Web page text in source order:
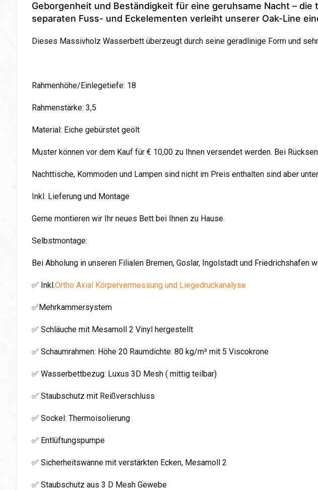
Geborgenheit und Beständigkeit für eine geruhsame Nacht –
separaten Fuss- und Eckelementen verleiht unserer Oak-Line
Dieses Massivholz Wasserbett überzeugt durch seine geradlinige Form und
Rahmenhöhe/Einlegetiefe: 18
Rahmenstärke: 3,5
Material: Eiche gebürstet geölt
Muster können vor dem Kauf für € 10,00 zu Ihnen versendet werden. Bei
Nachttische, Kommoden und Lampen sind nicht im Preis enthalten sind aber unter
Inkl. Lieferung und Montage
Gerne montieren wir Ihr neues Bett bei Ihnen zu Hause.
Selbstmontage:
Bei Abholung in unseren Filialen Bremen, Goslar, Ingolstadt und Friedrichshafen
✅ Inkl.Ortho Axial Körpervermessung und Liegedruckanalyse
✅Mehrkammersystem
✅ Schläuche mit Mesamoll 2 Vinyl hergestellt
✅ Schaumrahmen: Höhe 20 Raumdichte: 80 kg/m³ mit 5 Viscokrone
✅ Wasserbettbezug: Luxus 3D Mesh ( mittig teilbar)
✅ Staubschutz mit Reißverschluss
✅ Sockel: Thermoisolierung
✅ Entlüftungspumpe
✅ Sicherheitswanne mit verstärkten Ecken, Mesamoll 2
✅ Staubschutz aus 3 D Mesh Gewebe